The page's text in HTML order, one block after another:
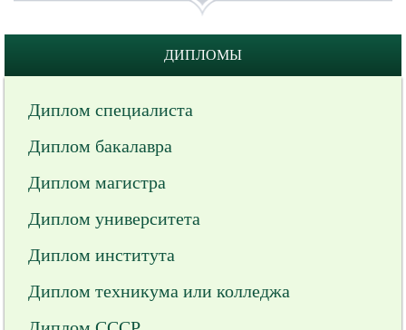
ДИПЛОМЫ
Диплом специалиста
Диплом бакалавра
Диплом магистра
Диплом университета
Диплом института
Диплом техникума или колледжа